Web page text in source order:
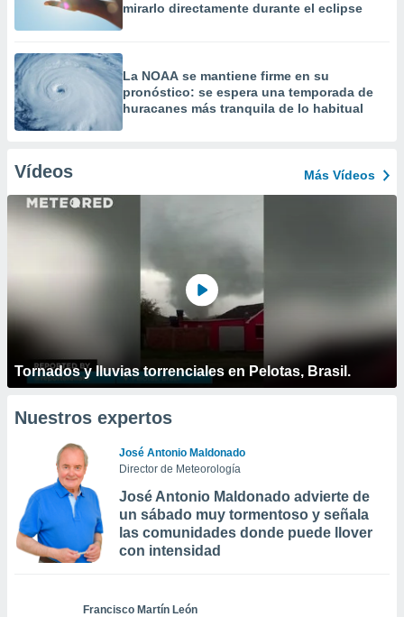
mirarlo directamente durante el eclipse
La NOAA se mantiene firme en su
pronóstico: se espera una temporada de
huracanes más tranquila de lo habitual
Vídeos Más Vídeos
Tornados y lluvias torrenciales en Pelotas, Brasil.
Nuestros expertos
José Antonio Maldonado
Director de Meteorología
José Antonio Maldonado advierte de
un sábado muy tormentoso y señala
las comunidades donde puede llover
con intensidad
Francisco Martín León